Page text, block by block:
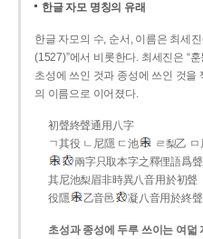
한글 자모 명칭의 유래
한글 자모의 수, 순서, 이름은 최세
(1527)”에서 비롯한다. 최세진은 “
초성에 쓰인 것과 종성에 쓰인 것을
의 이름으로 이어졌다.
初聲終聲通用八字
ㄱ其役 ㄴ尼隱 ㄷ池
ㄹ梨乙
兩字只取本字之釋俚語爲聲
其尼池梨眉非時異八音用於初聲
役隱
乙音邑 凝八音用於終聲
초성과 종성에 두루 쓰이는 여덟